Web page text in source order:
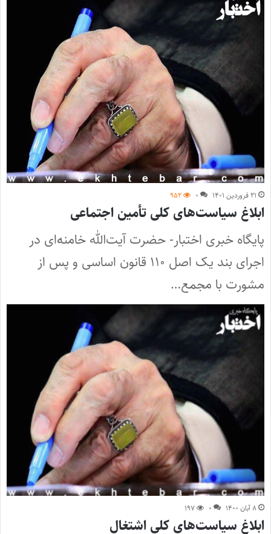
۲۱ فروردین ۱۴۰۱ ۰ ۹۵۲
ابلاغ سیاست‌های کلی تأمین اجتماعی
پایگاه خبری اختبار- حضرت آیت‌الله خامنه‌ای در
اجرای بند یک اصل ۱۱۰ قانون اساسی و پس از
مشورت با مجمع…
۸ آبان ۱۴۰۰ ۰ ۱۹۷
ابلاغ سیاست‌های کلی اشتغال